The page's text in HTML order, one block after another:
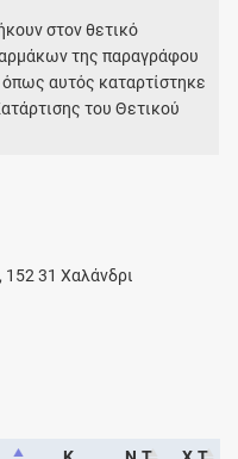
στον θετικό
της παραγράφου
αυτός καταρτίστηκε
του Θετικού
31 Χαλάνδρι